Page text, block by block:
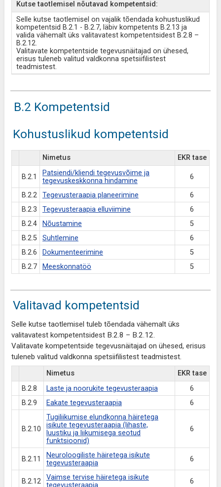
Kutse taotlemisel nõutavad kompetentsid:
Selle kutse taotlemisel on vajalik tõendada kohustuslikud
kompetentsid B.2.1 - B.2.7, läbiv kompetents B.2.13 ja
valida vähemalt üks valitavatest kompetentsidest B.2.8 –
B.2.12.
Valitavate kompetentside tegevusnäitajad on ühesed,
erisus tuleneb valitud valdkonna spetsiifilistest
teadmistest.
B.2 Kompetentsid
Kohustuslikud kompetentsid
Nimetus EKR tase
B.2.1
Patsiendi/kliendi tegevusvõime ja
tegevuskeskkonna hindamine
6
B.2.2 Tegevusteraapia planeerimine
6
B.2.3
Tegevusteraapia elluviimine
6
B.2.4
Nõustamine
5
B.2.5
Suhtlemine
6
B.2.6
Dokumenteerimine
5
B.2.7
Meeskonnatöö 5
Valitavad kompetentsid
Selle kutse taotlemisel tuleb tõendada vähemalt üks
valitavatest kompetentsidest B.2.8 – B.2.12.
Valitavate kompetentside tegevusnäitajad on ühesed, erisus
tuleneb valitud valdkonna spetsiifilistest teadmistest.
Nimetus
EKR tase
B.2.8
Laste ja noorukite tegevusteraapia
6
B.2.9
Eakate tegevusteraapia 6
B.2.10
Tugiliikumise elundkonna häiretega
isikute tegevusteraapia (lihaste,
luustiku ja liikumisega seotud
funktsioonid)
6
B.2.11
Neuroloogiliste häiretega isikute
tegevusteraapia
6
B.2.12
Vaimse tervise häiretega isikute
tegevusteraapia
6